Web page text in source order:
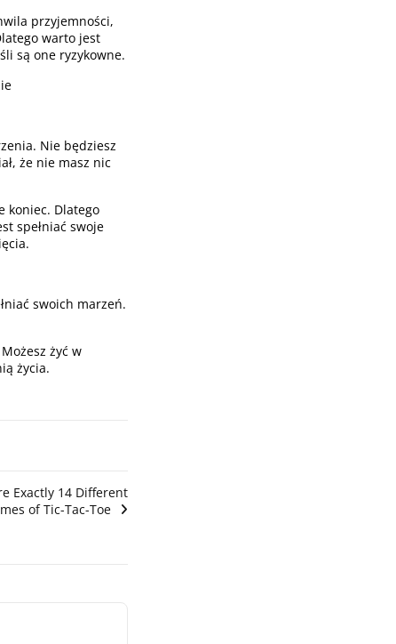
przyjemności,
warto jest
są one ryzykowne.
Nie będziesz
że nie masz nic
koniec. Dlatego
spełniać swoje
swoich marzeń.
żyć w
życia.
Exactly 14 Different
of Tic-Tac-Toe